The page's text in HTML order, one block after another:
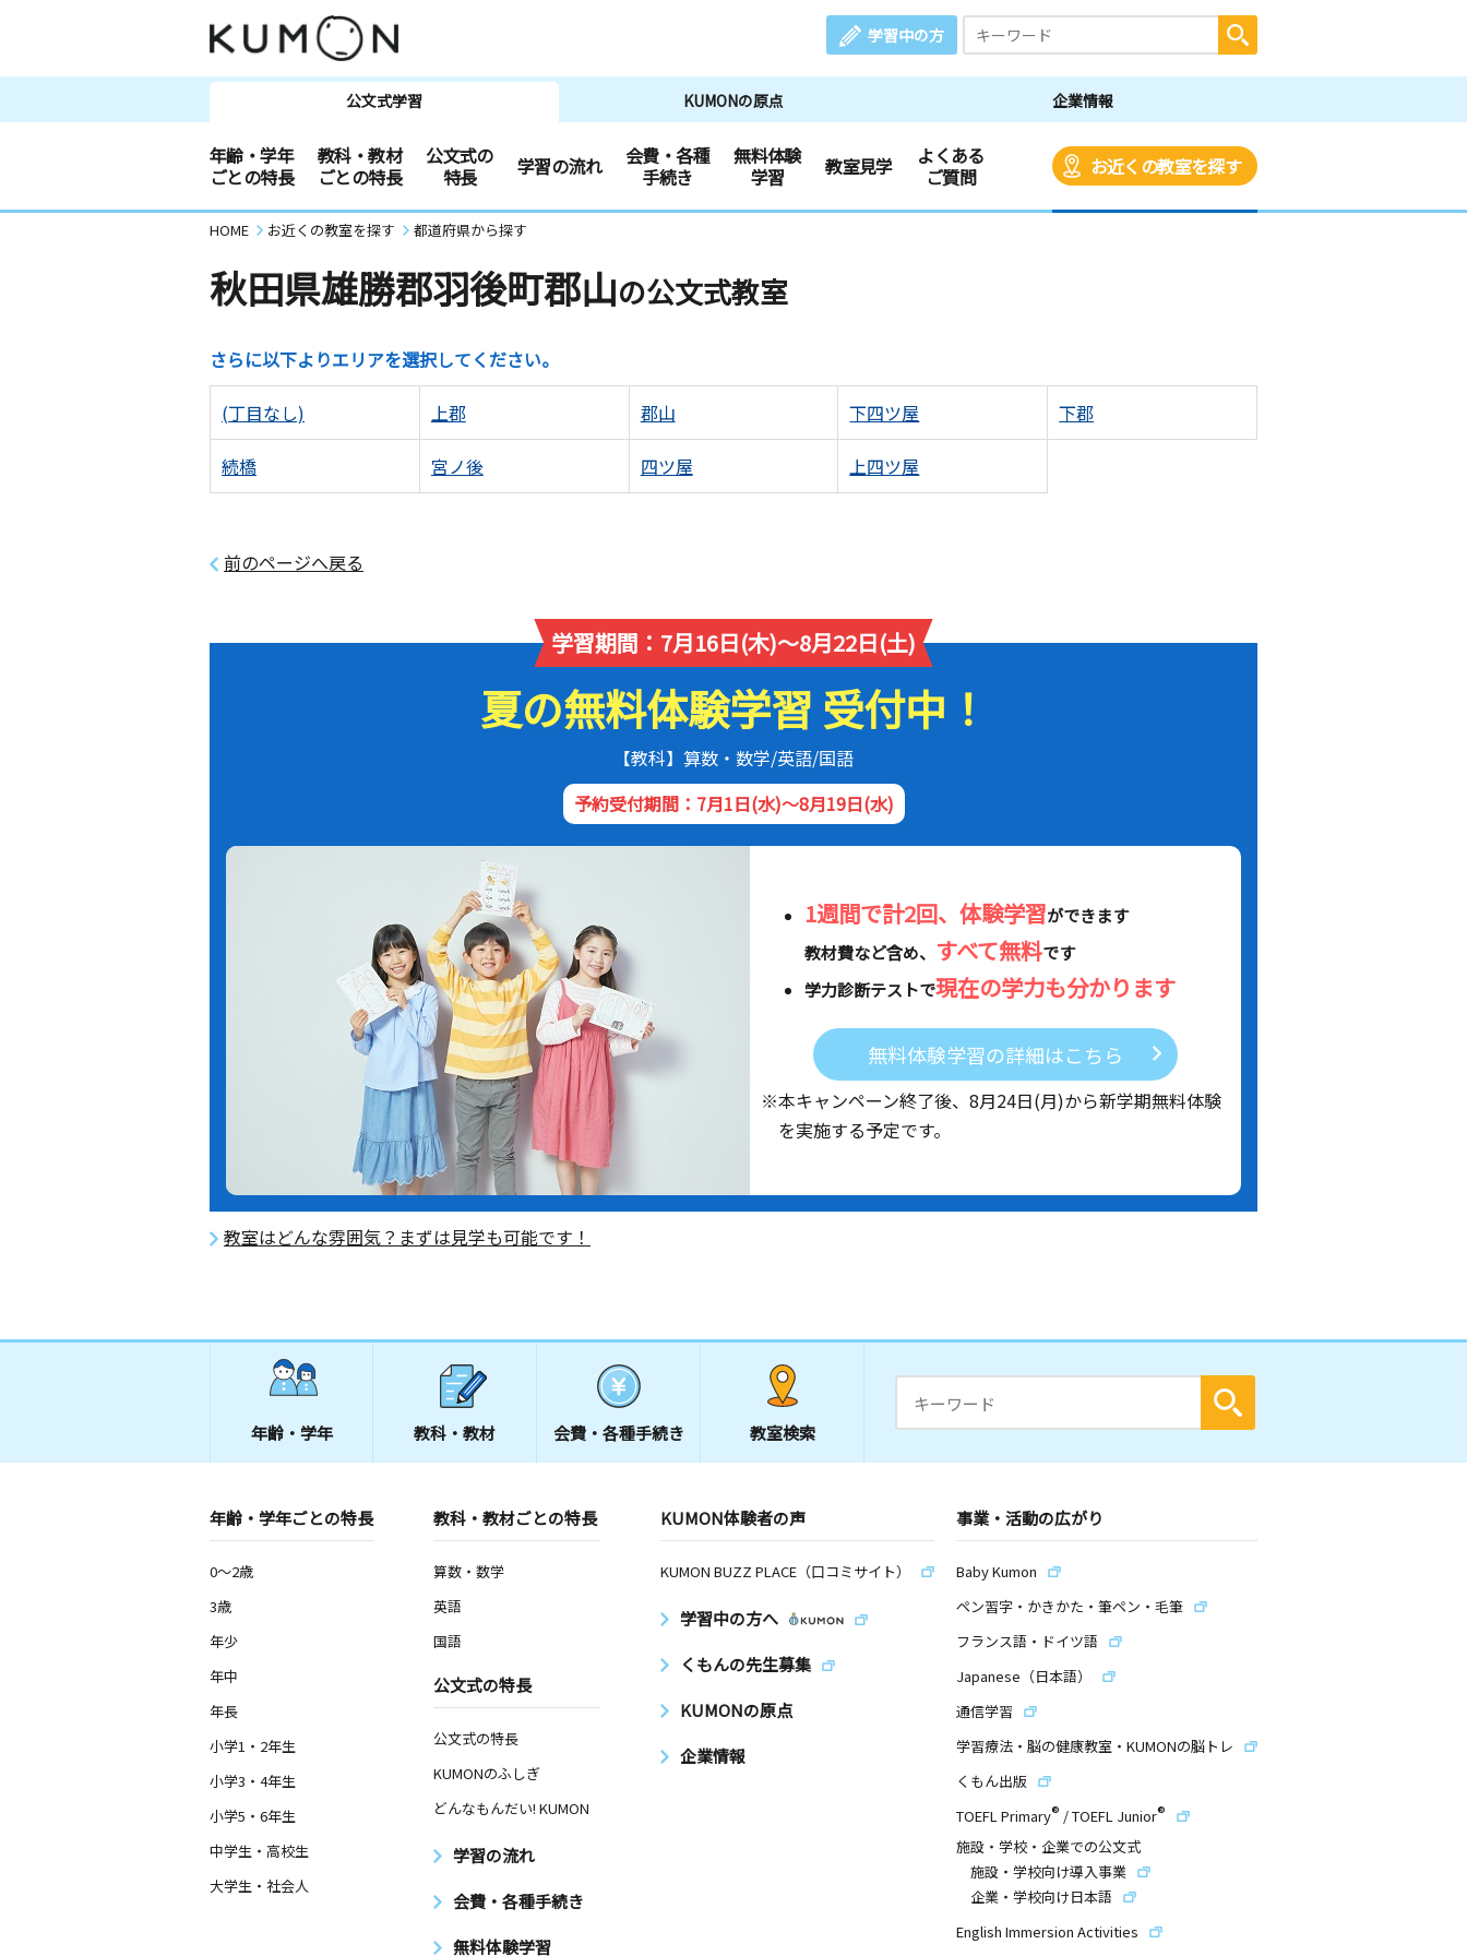
学習中の方
公文式学習 KUMONの原点 企業情報
年齢・学年
ごとの特長
教科・教材
ごとの特長
公文式の
特長
学習の流れ
会費・各種
手続き
無料体験
学習
教室見学
よくある
ご質問
お近くの教室を探す
HOME お近くの教室を探す 都道府県から探す
秋田県雄勝郡羽後町郡山の公文式教室
さらに以下よりエリアを選択してください。
(丁目なし) 上郡 郡山 下四ツ屋 下郡
続橋 宮ノ後 四ツ屋 上四ツ屋
前のページへ戻る
学習期間：7月16日(木)～8月22日(土)
夏の無料体験学習 受付中！
【教科】算数・数学/英語/国語
予約受付期間：7月1日(水)～8月19日(水)
1週間で計2回、体験学習ができます
教材費など含め、 すべて無料です
学力診断テストで現在の学力も分かります
無料体験学習の詳細はこちら
※本キャンペーン終了後、 8月24日(月)から新学期無料体験
を実施する予定です。
教室はどんな雰囲気？まずは見学も可能です！
年齢・学年 教科・教材 会費・ 各種手続き 教室検索
年齢・学年ごとの特長
0～2歳
3歳
年少
年中
年長
小学1・2年生
小学3・4年生
小学5・6年生
中学生・高校生
大学生・社会人
教科・教材ごとの特長
算数・数学
英語
国語
公文式の特長
公文式の特長
KUMONのふしぎ
どんなもんだい! KUMON
学習の流れ
会費・各種手続き
無料体験学習
KUMON体験者の声
KUMON BUZZ PLACE（口コミサイト）
学習中の方へ
くもんの先生募集
KUMONの原点
企業情報
事業・活動の広がり
Baby Kumon
ペン習字・かきかた・筆ペン・毛筆
フランス語・ドイツ語
Japanese（日本語）
通信学習
学習療法・脳の健康教室・KUMONの脳トレ
くもん出版
TOEFL Primary® /TOEFL Junior®
施設・学校・企業での公文式
施設・学校向け導入事業
企業・学校向け日本語
English Immersion Activities